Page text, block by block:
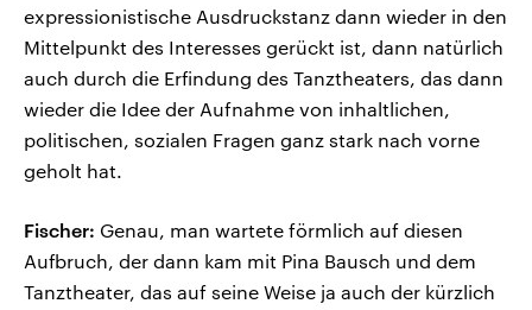
expressionistische Ausdruckstanz dann wieder in den
Mittelpunkt des Interesses gerückt ist, dann natürlich
auch durch die Erfindung des Tanztheaters, das dann
wieder die Idee der Aufnahme von inhaltlichen,
politischen, sozialen Fragen ganz stark nach vorne
geholt hat.
Fischer: Genau, man wartete förmlich auf diesen
Aufbruch, der dann kam mit Pina Bausch und dem
Tanztheater, das auf seine Weise ja auch der kürzlich